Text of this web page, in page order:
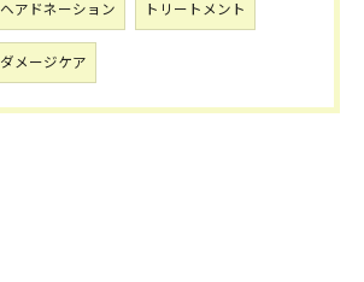
ヘアドネーション トリートメント
ダメージケア